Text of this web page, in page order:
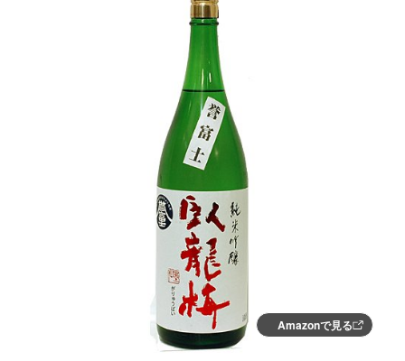
Amazonで見る